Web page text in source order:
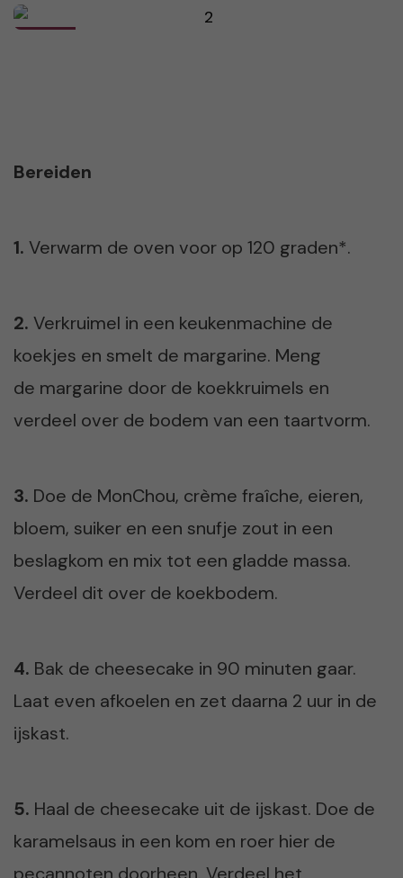
Bereiden
1. Verwarm de oven voor op 120 graden*.
2. Verkruimel in een keukenmachine de
koekjes en smelt de margarine. Meng
de margarine door de koekkruimels en
verdeel over de bodem van een taartvorm.
3. Doe de MonChou, crème fraîche, eieren,
bloem, suiker en een snufje zout in een
beslagkom en mix tot een gladde massa.
Verdeel dit over de koekbodem.
4. Bak de cheesecake in 90 minuten gaar.
Laat even afkoelen en zet daarna 2 uur in de
ijskast.
5. Haal de cheesecake uit de ijskast. Doe de
karamelsaus in een kom en roer hier de